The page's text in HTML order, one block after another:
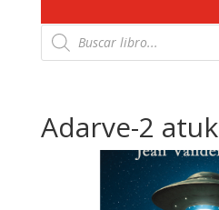
Búsqueda
de
productos
Adarve-2 atuk